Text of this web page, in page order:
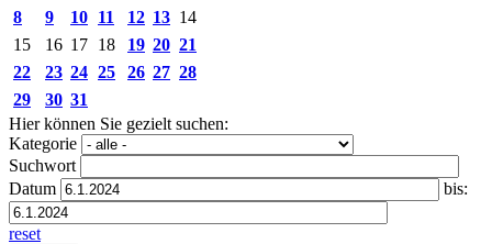
8
9 10 11 12 13 14
15
16 17 18 19 20 21
22
23 24 25 26 27 28
29
30 31
Hier können Sie gezielt suchen:
Kategorie
Suchwort
Datum
bis:
reset